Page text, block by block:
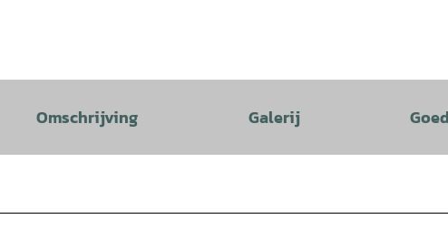
Omschrijving Galerij